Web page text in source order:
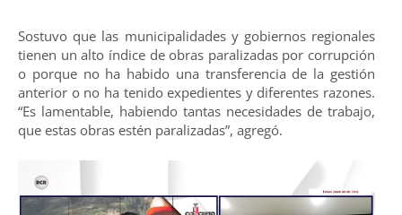
Sostuvo que las municipalidades y gobiernos regionales
tienen un alto índice de obras paralizadas por corrupción
o porque no ha habido una transferencia de la gestión
anterior o no ha tenido expedientes y diferentes razones.
“Es lamentable, habiendo tantas necesidades de trabajo,
que estas obras estén paralizadas”, agregó.